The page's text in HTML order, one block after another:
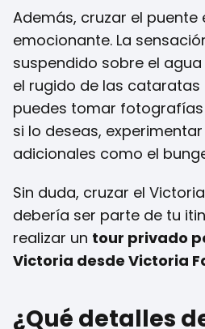
Además, cruzar el puente
emocionante. La
suspendido sobre el
el rugido de las cataratas
puedes tomar
si lo deseas,
adicionales como el
Sin duda, cruzar el
debería ser parte de tu
realizar un tour privado
Victoria desde Victoria
¿Qué detalles